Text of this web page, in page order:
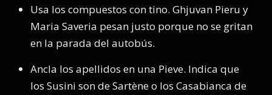
Usa los compuestos con tino. Ghjuvan Pieru y
Maria Saveria pesan justo porque no se gritan
en la parada del autobús.
Ancla los apellidos en una Pieve. Indica que
los Susini son de Sartène o los Casabianca de